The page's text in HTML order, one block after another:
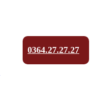
0364.27.27.27